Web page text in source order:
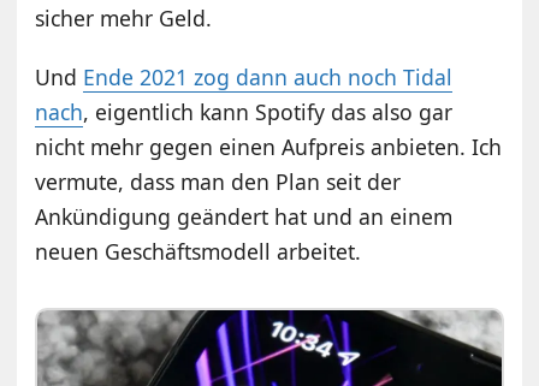
sicher mehr Geld.
Und Ende 2021 zog dann auch noch Tidal
nach, eigentlich kann Spotify das also gar
nicht mehr gegen einen Aufpreis anbieten. Ich
vermute, dass man den Plan seit der
Ankündigung geändert hat und an einem
neuen Geschäftsmodell arbeitet.